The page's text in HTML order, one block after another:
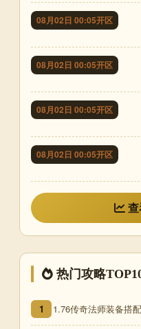
08月02日 00:05开区
08月02日 00:05开区
08月02日 00:05开区
08月02日 00:05开区
热门攻略
1 1.76传奇法师装备搭